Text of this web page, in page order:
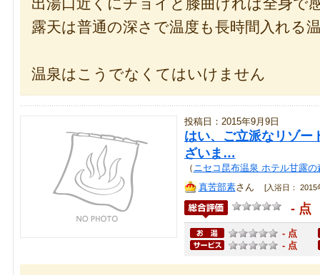
露天は普通の深さで温度も長時間入れる
温泉はこうでなくてはいけません
投稿日：2015年9月9日
はい、ご立派なリゾー
ざいま…
（ ニセコ昆布温泉 ホテル甘露の
真苦部素さん [入浴日：
- 点
- 点
- 点